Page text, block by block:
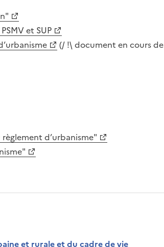
et SUP
(/ !\ document en cours de
d’urbanisme"
et rurale et du cadre de vie